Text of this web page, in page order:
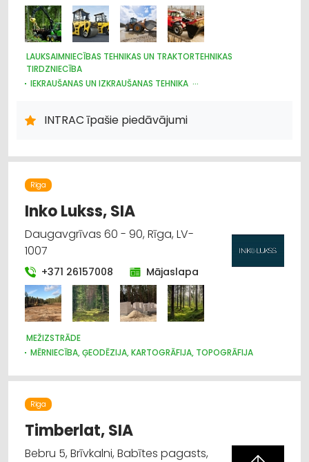
LAUKSAIMNIECĪBAS TEHNIKAS UN TRAKTORTEHNIKAS
TIRDZNIECĪBA
IEKRAUŠANAS UN IZKRAUŠANAS TEHNIKA
CELTNIECĪBAS TEHNIKA UN IEKĀRTAS; TIRDZNIECĪBA, SERVISS
MEŽKOPĪBAS UN MEŽIZSTRĀDES TEHNIKA
LAUKSAIMNIECĪBAS TEHNIKAS UN TRAKTORTEHNIKAS
LABOŠANA, REMONTS
CELTNIECĪBAS TEHNIKA UN IEKĀRTAS; NOMA
INTRAC īpašie piedāvājumi
Rīga
Inko Lukss, SIA
Daugavgrīvas 60 - 90, Rīga, LV-
1007
+371 26157008 Mājaslapa
MEŽIZSTRĀDE
MĒRNIECĪBA, ĢEODĒZIJA, KARTOGRĀFIJA, TOPOGRĀFIJA
Rīga
Timberlat, SIA
Bebru 5, Brīvkalni, Babītes pagasts,